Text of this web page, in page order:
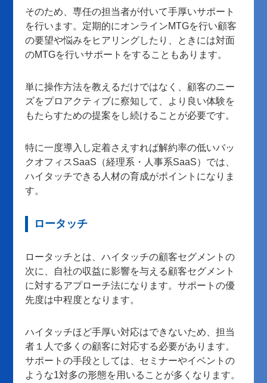
そのため、専任の担当者が付いて手厚いサポート
を行います。定期的にオンラインMTGを行い顧客
の要望や悩みをヒアリングしたり、ときには対面
のMTGを行いサポートをすることもあります。
単に操作方法を教えるだけではなく、顧客のニー
ズをプロアクティブに察知して、より良い体験を
もたらすための提案をし続けることが必要です。
特に一度導入し定着さえすれば解約率の低いバッ
クオフィスSaaS（経理系・人事系SaaS）では、
ハイタッチできる人材の育成がポイントになりま
す。
ロータッチ
ロータッチとは、ハイタッチの顧客セグメントの
次に、自社の収益に影響を与える顧客セグメント
に対するアプローチ法になります。サポートの優
先度は中程度となります。
ハイタッチほど手厚い対応はできないため、担当
者１人で多くの顧客に対応する必要があります。
サポートの手段としては、セミナーやイベントの
ような1対多の形態を用いることが多くなります。